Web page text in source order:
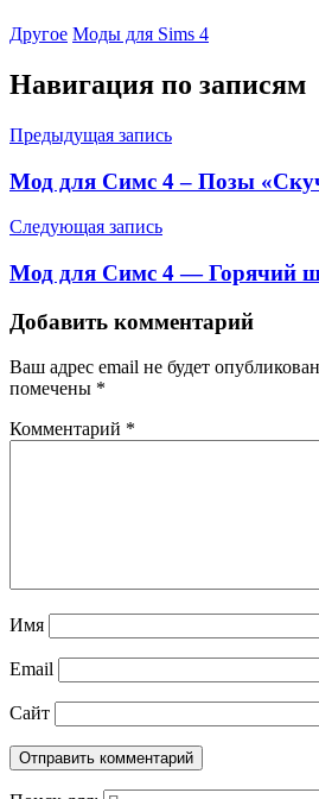
Другое Моды для Sims 4
Навигация по записям
Предыдущая запись
Мод для Симс 4 – Позы
Следующая запись
Мод для Симс 4 — Горячий
Добавить комментарий
Ваш адрес email не будет
помечены *
Комментарий *
Имя
Email
Сайт